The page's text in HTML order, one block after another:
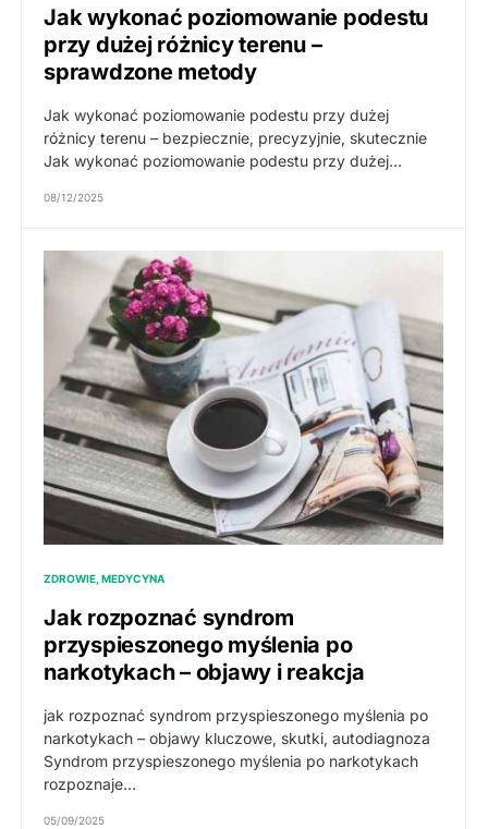
Jak wykonać poziomowanie podestu
przy dużej różnicy terenu –
sprawdzone metody
Jak wykonać poziomowanie podestu przy dużej
różnicy terenu – bezpiecznie, precyzyjnie, skutecznie
Jak wykonać poziomowanie podestu przy dużej…
08/12/2025
ZDROWIE, MEDYCYNA
Jak rozpoznać syndrom
przyspieszonego myślenia po
narkotykach – objawy i reakcja
jak rozpoznać syndrom przyspieszonego myślenia po
narkotykach – objawy kluczowe, skutki, autodiagnoza
Syndrom przyspieszonego myślenia po narkotykach
rozpoznaje…
05/09/2025